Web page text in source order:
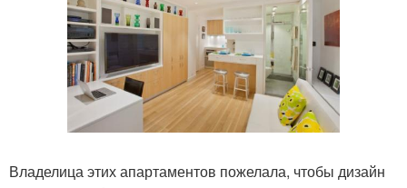
Владелица этих апартаментов пожелала, чтобы дизайн